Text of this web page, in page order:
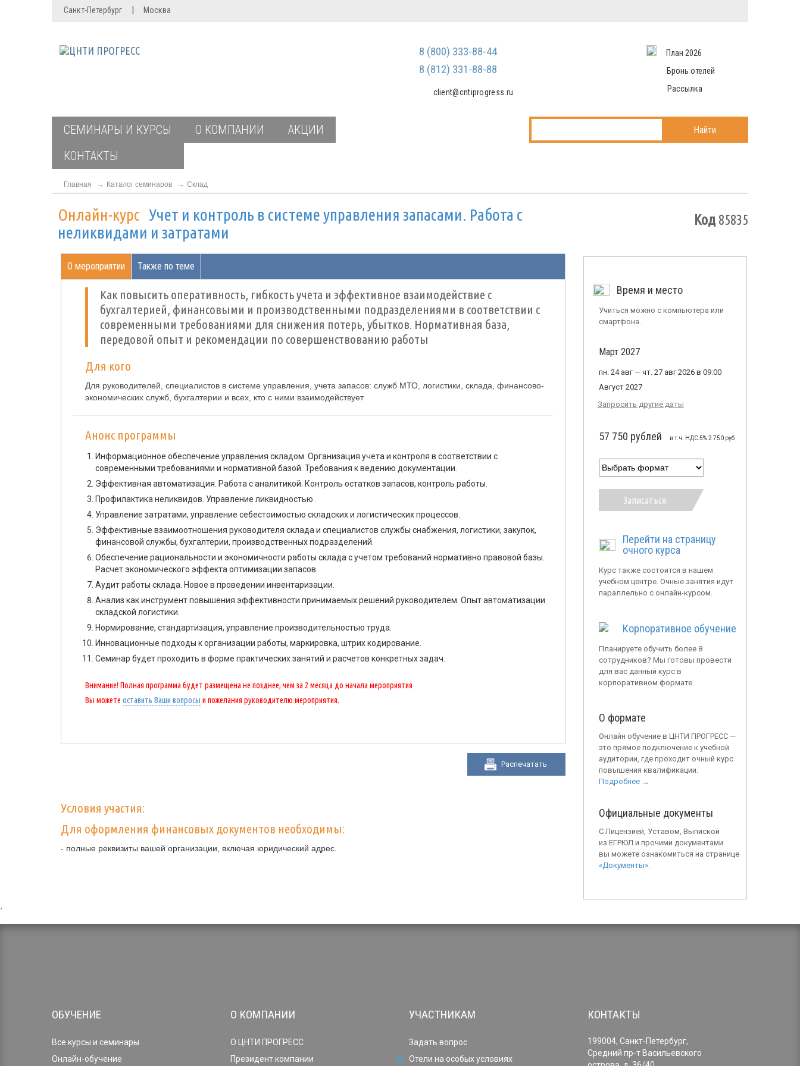
Мы не передаем ваши данные
спам
Запомнить меня
Войти в кабинет
Санкт-Петербург | Москва
8 (800) 333-88-44
8 (812) 331-88-88
client@cntiprogress.ru
План 2026
Бронь отелей
Рассылка
СЕМИНАРЫ И КУРСЫ О КОМПАНИИ
АКЦИИ
КОНТАКТЫ
Найти
Главная Каталог семинаров Склад
Онлайн-курс Учет и контроль в системе управления запасами. Работа с
неликвидами и затратами
Код85835
О мероприятии Также по теме
Как повысить оперативность, гибкость учета и эффективное взаимодействие с
бухгалтерией, финансовыми и производственными подразделениями в соответствии с
современными требованиями для снижения потерь, убытков. Нормативная база,
передовой опыт и рекомендации по совершенствованию работы
Для кого
Для руководителей, специалистов в системе управления, учета запасов: служб МТО, логистики, склада, финансово-
экономических служб, бухгалтерии и всех, кто с ними взаимодействует
Анонс программы
Информационное обеспечение управления складом. Организация учета и контроля в соответствии с
современными требованиями и нормативной базой. Требования к ведению документации.
Эффективная автоматизация. Работа с аналитикой. Контроль остатков запасов, контроль работы.
Профилактика неликвидов. Управление ликвидностью.
Управление затратами, управление себестоимостью складских и логистических процессов.
Эффективные взаимоотношения руководителя склада и специалистов службы снабжения, логистики, закупок,
финансовой службы, бухгалтерии, производственных подразделений.
Обеспечение рациональности и экономичности работы склада с учетом требований нормативно правовой базы.
Расчет экономического эффекта оптимизации запасов.
Аудит работы склада. Новое в проведении инвентаризации.
Анализ как инструмент повышения эффективности принимаемых решений руководителем. Опыт автоматизации
складской логистики.
Нормирование, стандартизация, управление производительностью труда.
Инновационные подходы к организации работы, маркировка, штрих кодирование.
Семинар будет проходить в форме практических занятий и расчетов конкретных задач.
Внимание! Полная программа будет размещена не позднее, чем за 2 месяца до начала мероприятия
Вы можете оставить Ваши вопросы и пожелания руководителю мероприятия.
Распечатать
Условия участия:
Для оформления финансовых документов необходимы:
- полные реквизиты вашей организации, включая юридический адрес.
Время и место
Учиться можно с компьютера или
смартфона.
Март 2027
пн. 24 авг — чт. 27 авг 2026 в 09:00
Август 2027
Запросить другие даты
57 750 рублей в т.ч. НДС 5% 2 750 руб
Записаться
Перейти на страницу
очного курса
Курс также состоится в нашем
учебном центре. Очные занятия идут
параллельно с онлайн-курсом.
Корпоративное обучение
Планируете обучить более 8
сотрудников? Мы готовы провести
для вас данный курс в
корпоративном формате.
О формате
Онлайн обучение в ЦНТИ ПРОГРЕСС —
это прямое подключение к учебной
аудитории, где проходит очный курс
повышения квалификации.
Подробнее →
Официальные документы
С Лицензией, Уставом, Выпиской
из ЕГРЮЛ и прочими документами
вы можете ознакомиться на странице
«Документы».
ОБУЧЕНИЕ
Все курсы и семинары
Онлайн-обучение
О КОМПАНИИ
О ЦНТИ ПРОГРЕСС
Президент компании
УЧАСТНИКАМ
Задать вопрос
Отели на особых условиях
КОНТАКТЫ
199004, Санкт-Петербург,
Средний пр-т Васильевского